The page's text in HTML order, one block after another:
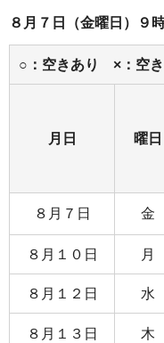
８月７日（金曜日）９
○：空きあり ×：空
月日 曜日
８月７日 金
８月１０日 月
８月１２日 水
８月１３日 木